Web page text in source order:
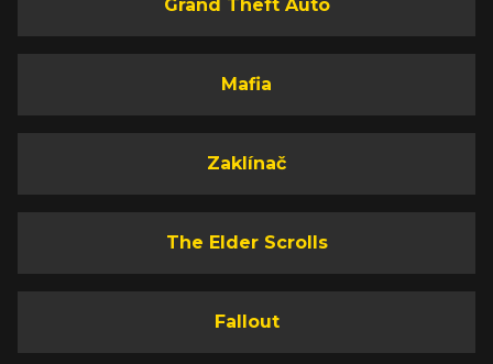
Grand Theft Auto
Mafia
Zaklínač
The Elder Scrolls
Fallout